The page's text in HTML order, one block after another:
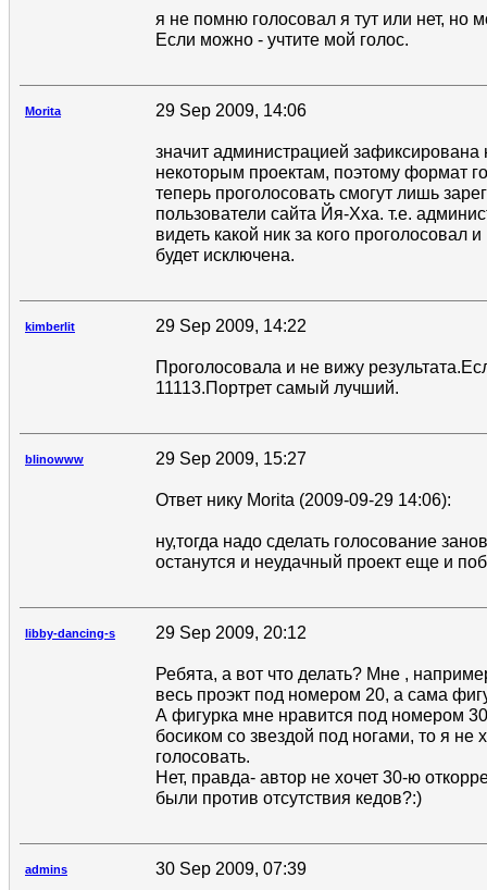
я не помню голосовал я тут или нет, но
Если можно - учтите мой голос.
Morita 29 Sep 2009, 14:06
значит администрацией зафиксирована
некоторым проектам, поэтому формат
теперь проголосовать смогут лишь
пользователи сайта Йя-Хха. т.е.
видеть какой ник за кого проголосовал
будет исключена.
kimberlit 29 Sep 2009, 14:22
Проголосовала и не вижу
11113.Портрет самый лучший.
blinowww 29 Sep 2009, 15:27
Ответ нику Morita (2009-09-29 14:06):
ну,тогда надо сделать голосование
останутся и неудачный проект еще и
libby-dancing-s 29 Sep 2009, 20:12
Ребята, а вот что делать? Мне ,
весь проэкт под номером 20, а сама
А фигурка мне нравится под номером
босиком со звездой под ногами, то я не
голосовать.
Нет, правда- автор не хочет 30-ю
были против отсутствия кедов?:)
admins 30 Sep 2009, 07:39